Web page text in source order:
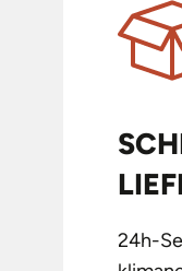
24h-